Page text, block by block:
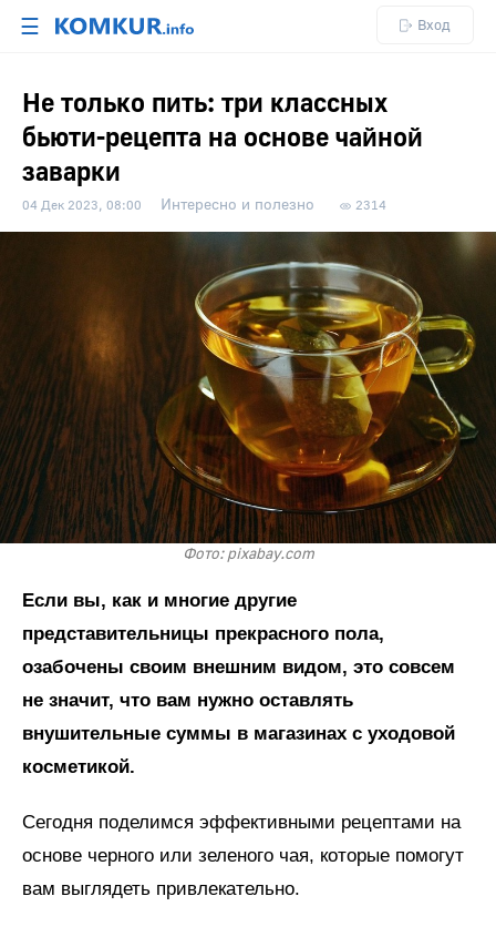
☰ Вход
Не только пить: три классных
бьюти-рецепта на основе чайной
заварки
04 Дек 2023, 08:00 Интересно и полезно 2314
Фото: pixabay.com
Если вы, как и многие другие
представительницы прекрасного пола,
озабочены своим внешним видом, это совсем
не значит, что вам нужно оставлять
внушительные суммы в магазинах с уходовой
косметикой.
Сегодня поделимся эффективными рецептами на
основе черного или зеленого чая, которые помогут
вам выглядеть привлекательно.